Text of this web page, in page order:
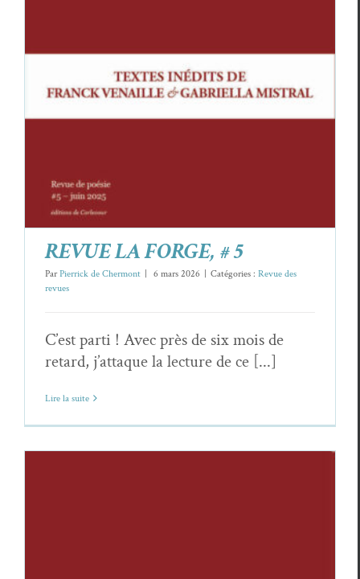
Revue des revues
REVUE LA FORGE, # 5
ParPierrick de Chermont | 6 mars 2026 | Catégories : Revue des
revues
C’est parti ! Avec près de six mois de
retard, j’attaque la lecture de ce [...]
Lire la suite